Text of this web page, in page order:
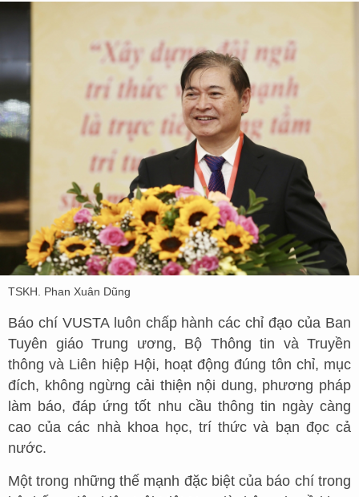
TSKH. Phan Xuân Dũng
Báo chí VUSTA luôn chấp hành các chỉ đạo của Ban
Tuyên giáo Trung ương, Bộ Thông tin và Truyền
thông và Liên hiệp Hội, hoạt động đúng tôn chỉ, mục
đích, không ngừng cải thiện nội dung, phương pháp
làm báo, đáp ứng tốt nhu cầu thông tin ngày càng
cao của các nhà khoa học, trí thức và bạn đọc cả
nước.
Một trong những thế mạnh đặc biệt của báo chí trong